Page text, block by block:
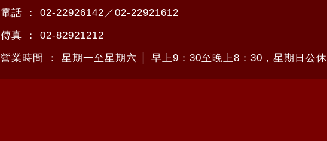
電話 ： 02-22926142 ／02-22921612
傳真 ： 02-82921212
營業時間 ： 星期一至星期六 │ 早上9：30至晚上8：30，星期日公休